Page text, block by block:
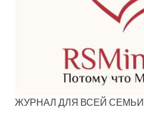
ЖУРНАЛ ДЛЯ ВСЕЙ СЕМЬИ